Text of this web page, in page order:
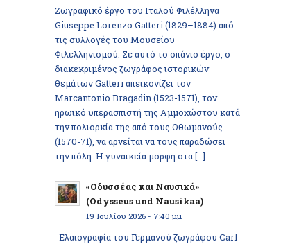
Ζωγραφικό έργο του Ιταλού Φιλέλληνα
Giuseppe Lorenzo Gatteri (1829–1884) από
τις συλλογές του Μουσείου
Φιλελληνισμού. Σε αυτό το σπάνιο έργο, ο
διακεκριμένος ζωγράφος ιστορικών
θεμάτων Gatteri απεικονίζει τον
Marcantonio Bragadin (1523-1571), τον
ηρωικό υπερασπιστή της Αμμοχώστου κατά
την πολιορκία της από τους Οθωμανούς
(1570-71), να αρνείται να τους παραδώσει
την πόλη. Η γυναικεία μορφή στα […]
«Οδυσσέας και Ναυσικά»
(Odysseus und Nausikaa)
19 Ιουλίου 2026 - 7:40 μμ
Ελαιογραφία του Γερμανού ζωγράφου Carl